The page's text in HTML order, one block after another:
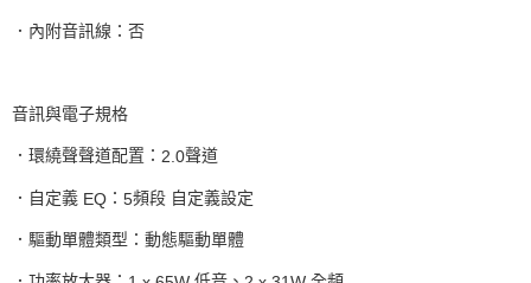
．內附音訊線：否
音訊與電子規格
．環繞聲聲道配置： 2.0聲道
．自定義 EQ ： 5頻段 自定義設定
．驅動單體類型：動態驅動單體